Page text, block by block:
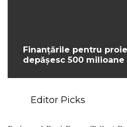
Finanțările pentru
depășesc 500
Editor Picks